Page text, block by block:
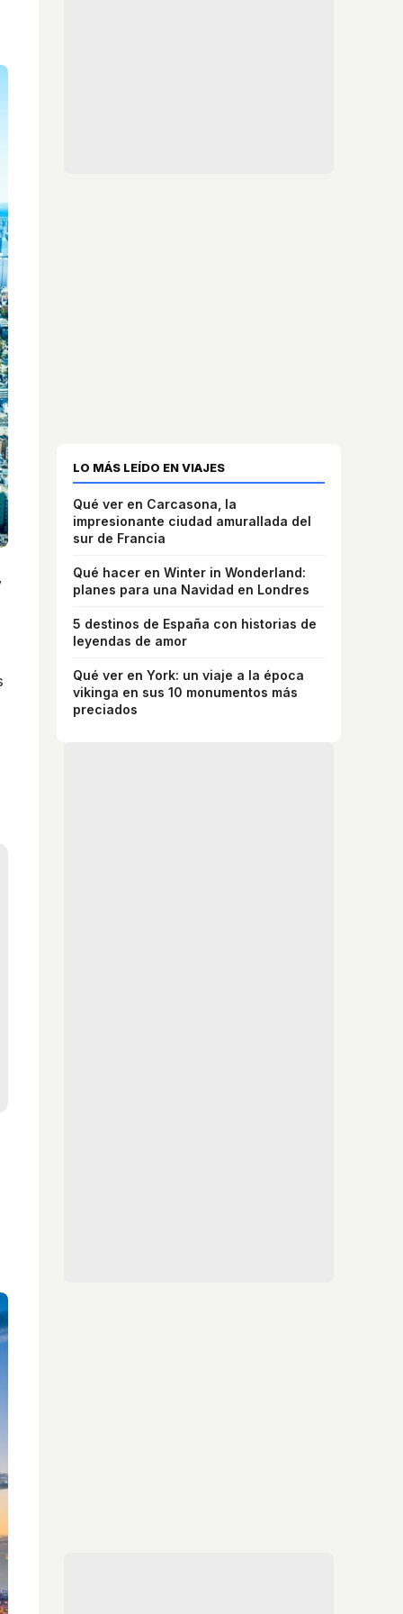
LO MÁS LEÍDO EN VIAJES
Qué ver en Carcasona, la
impresionante ciudad amurallada del
sur de Francia
Qué hacer en Winter in Wonderland:
planes para una Navidad en Londres
5 destinos de España con historias de
leyendas de amor
Qué ver en York: un viaje a la época
vikinga en sus 10 monumentos más
preciados